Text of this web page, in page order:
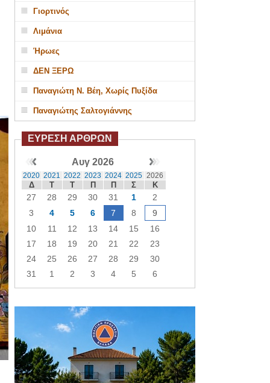
Γιορτινός
Λιμάνια
Ήρωες
ΔΕΝ ΞΕΡΩ
Παναγιώτη Ν. Βέη, Χωρίς Πυξίδα
Παναγιώτης Σαλτογιάννης
ΕΥΡΕΣΗ ΑΡΘΡΩΝ
Αυγ 2026
2020 2021 2022 2023 2024 2025 2026
Δ Τ Τ Π Π Σ Κ
27 28 29 30 31 1
2
3
4 5 6 7 8
9
10
11 12 13 14 15
16
17
18 19 20 21 22
23
24
25 26 27 28 29
30
31
1 2 3 4 5 6